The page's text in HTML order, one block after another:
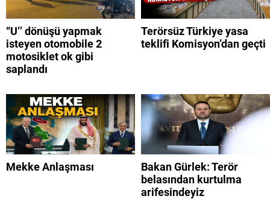
“U’’ dönüşü yapmak
isteyen otomobile 2
motosiklet ok gibi
saplandı
Terörsüz Türkiye yasa
teklifi Komisyon’dan geçti
Mekke Anlaşması
Bakan Gürlek: Terör
belasından kurtulma
arifesindeyiz